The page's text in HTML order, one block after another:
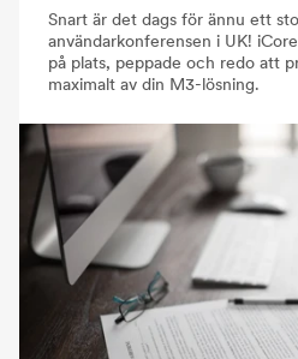
Snart är det dags för ännu ett
användarkonferensen i UK!
på plats, peppade och redo att
maximalt av din M3-lösning.